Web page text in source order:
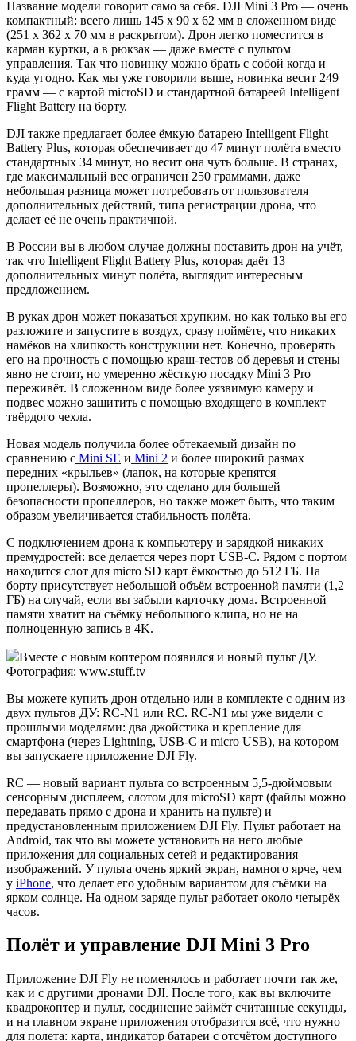
Название модели говорит само за себя. DJI Mini 3 Pro — очень
компактный: всего лишь 145 x 90 x 62 мм в сложенном виде
(251 x 362 x 70 мм в раскрытом). Дрон легко поместится в
карман куртки, а в рюкзак — даже вместе с пультом
управления. Так что новинку можно брать с собой когда и
куда угодно. Как мы уже говорили выше, новинка весит 249
грамм — с картой microSD и стандартной батареей Intelligent
Flight Battery на борту.
DJI также предлагает более ёмкую батарею Intelligent Flight
Battery Plus, которая обеспечивает до 47 минут полёта вместо
стандартных 34 минут, но весит она чуть больше. В странах,
где максимальный вес ограничен 250 граммами, даже
небольшая разница может потребовать от пользователя
дополнительных действий, типа регистрации дрона, что
делает её не очень практичной.
В России вы в любом случае должны поставить дрон на учёт,
так что Intelligent Flight Battery Plus, которая даёт 13
дополнительных минут полёта, выглядит интересным
предложением.
В руках дрон может показаться хрупким, но как только вы его
разложите и запустите в воздух, сразу поймёте, что никаких
намёков на хлипкость конструкции нет. Конечно, проверять
его на прочность с помощью краш-тестов об деревья и стены
явно не стоит, но умеренно жёсткую посадку Mini 3 Pro
переживёт. В сложенном виде более уязвимую камеру и
подвес можно защитить с помощью входящего в комплект
твёрдого чехла.
Новая модель получила более обтекаемый дизайн по
сравнению с Mini SE и Mini 2 и более широкий размах
передних «крыльев» (лапок, на которые крепятся
пропеллеры). Возможно, это сделано для большей
безопасности пропеллеров, но также может быть, что таким
образом увеличивается стабильность полёта.
С подключением дрона к компьютеру и зарядкой никаких
премудростей: все делается через порт USB-C. Рядом с портом
находится слот для micro SD карт ёмкостью до 512 ГБ. На
борту присутствует небольшой объём встроенной памяти (1,2
ГБ) на случай, если вы забыли карточку дома. Встроенной
памяти хватит на съёмку небольшого клипа, но не на
полноценную запись в 4K.
Вместе с новым коптером появился и новый пульт ДУ.
Фотография: www.stuff.tv
Вы можете купить дрон отдельно или в комплекте с одним из
двух пультов ДУ: RC-N1 или RC. RC-N1 мы уже видели с
прошлыми моделями: два джойстика и крепление для
смартфона (через Lightning, USB-C и micro USB), на котором
вы запускаете приложение DJI Fly.
RC — новый вариант пульта со встроенным 5,5-дюймовым
сенсорным дисплеем, слотом для microSD карт (файлы можно
передавать прямо с дрона и хранить на пульте) и
предустановленным приложением DJI Fly. Пульт работает на
Android, так что вы можете установить на него любые
приложения для социальных сетей и редактирования
изображений. У пульта очень яркий экран, намного ярче, чем
у iPhone, что делает его удобным вариантом для съёмки на
ярком солнце. На одном заряде пульт работает около четырёх
часов.
Полёт и управление DJI Mini 3 Pro
Приложение DJI Fly не поменялось и работает почти так же,
как и с другими дронами DJI. После того, как вы включите
квадрокоптер и пульт, соединение займёт считанные секунды,
и на главном экране приложения отобразится всё, что нужно
для полета: карта, индикатор батареи с отсчётом доступного